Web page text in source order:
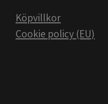
Köpvillkor
Cookie policy (EU)